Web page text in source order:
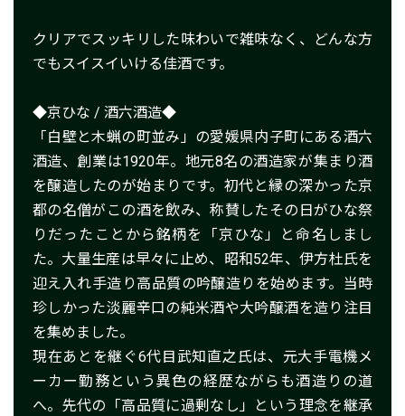
クリアでスッキリした味わいで雑味なく、どんな方
でもスイスイいける佳酒です。
◆京ひな / 酒六酒造◆
「白壁と木蝋の町並み」の愛媛県内子町にある酒六
酒造、創業は1920年。地元8名の酒造家が集まり酒
を醸造したのが始まりです。初代と縁の深かった京
都の名僧がこの酒を飲み、称賛したその日がひな祭
りだったことから銘柄を「京ひな」と命名しまし
た。大量生産は早々に止め、昭和52年、伊方杜氏を
迎え入れ手造り高品質の吟醸造りを始めます。当時
珍しかった淡麗辛口の純米酒や大吟醸酒を造り注目
を集めました。
現在あとを継ぐ6代目武知直之氏は、元大手電機メ
ーカー勤務という異色の経歴ながらも酒造りの道
へ。先代の「高品質に過剰なし」という理念を継承